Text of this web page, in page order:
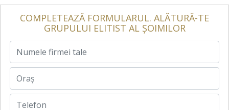
COMPLETEAZĂ FORMULARUL. ALĂTURĂ-TE
GRUPULUI ELITIST AL ȘOIMILOR